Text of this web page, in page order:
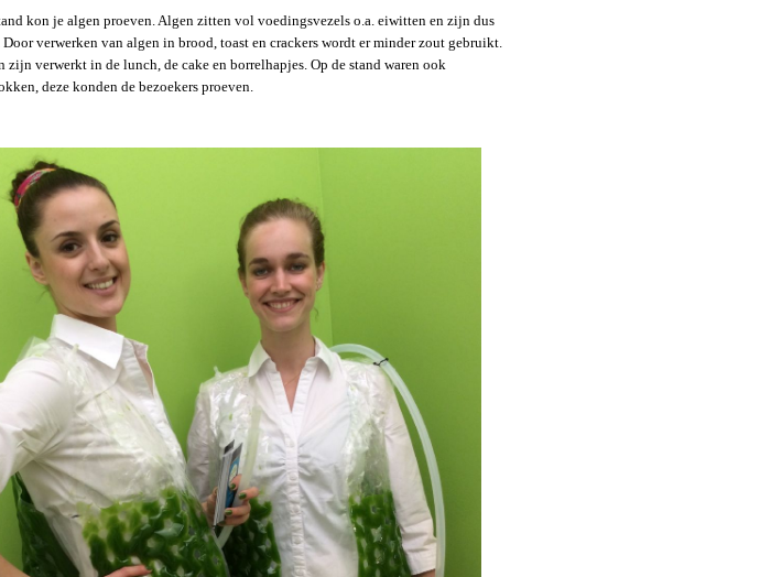
kon je algen proeven. Algen zitten vol voedingsvezels o.a. eiwitten en zijn dus
Door verwerken van algen in brood, toast en crackers wordt er minder zout gebruikt.
zijn verwerkt in de lunch, de cake en borrelhapjes. Op de stand waren ook
deze konden de bezoekers proeven.